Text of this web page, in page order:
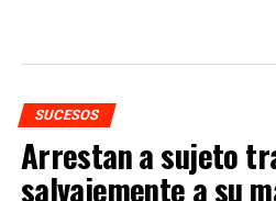
SUCESOS
Arrestan a sujeto
salvajemente a su